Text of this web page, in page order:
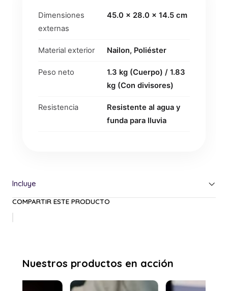
Dimensiones
externas
45.0 x 28.0 x 14.5 cm
Material exterior Nailon, Poliéster
Peso neto
1.3 kg (Cuerpo) / 1.83
kg (Con divisores)
Resistencia
Resistente al agua y
funda para lluvia
COMPARTIR ESTE PRODUCTO